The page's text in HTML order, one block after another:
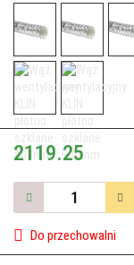
2119.25
Do przechowalni